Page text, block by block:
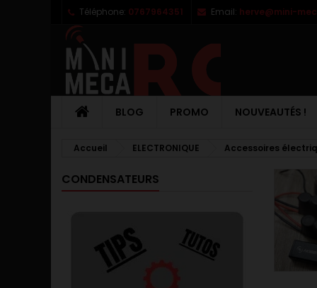
Téléphone: 0767964351 Email: herve@mini-
BLOG PROMO NOUVEAUTÉS !
Accueil ELECTRONIQUE Accessoires
CONDENSATEURS